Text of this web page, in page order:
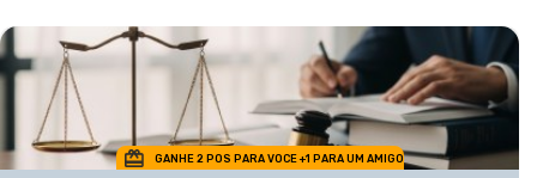
GANHE 2 POS PARA VOCE +1 PARA UM AMIGO